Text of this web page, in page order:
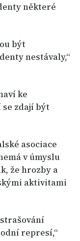
některé
být
nestávaly,“
ke
zdají být
asociace
v úmyslu
že hrozby a
aktivitami
represí,“